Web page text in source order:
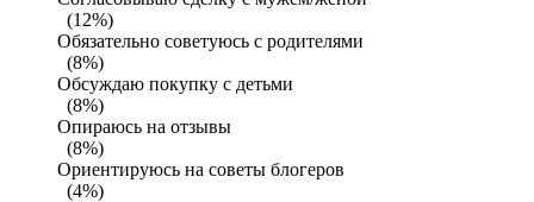
(12%)
Обязательно советуюсь с родителями
(8%)
Обсуждаю покупку с детьми
(8%)
Опираюсь на отзывы
(8%)
Ориентируюсь на советы блогеров
(4%)